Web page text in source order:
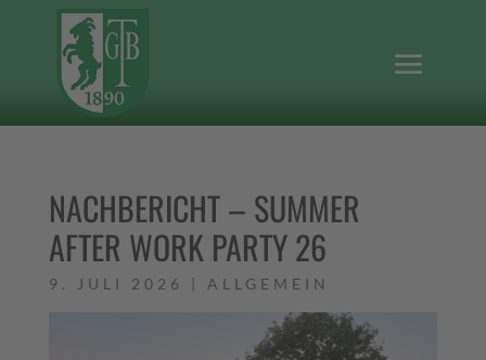
NACHBERICHT – SUMMER
AFTER WORK PARTY 26
9. JULI 2026 | ALLGEMEIN